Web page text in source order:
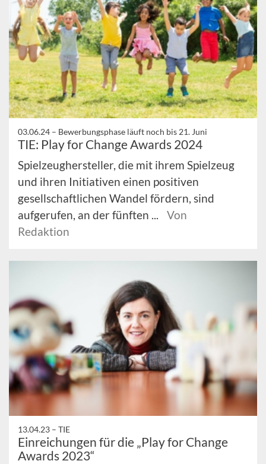
03.06.24 – Bewerbungsphase läuft noch bis 21. Juni
TIE: Play for Change Awards 2024
Spielzeughersteller, die mit ihrem Spielzeug
und ihren Initiativen einen positiven
gesellschaftlichen Wandel fördern, sind
aufgerufen, an der fünften ...
Von
Redaktion
13.04.23 – TIE
Einreichungen für die „Play for Change
Awards 2023“